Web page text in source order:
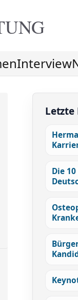
Interview
Letzte
Die